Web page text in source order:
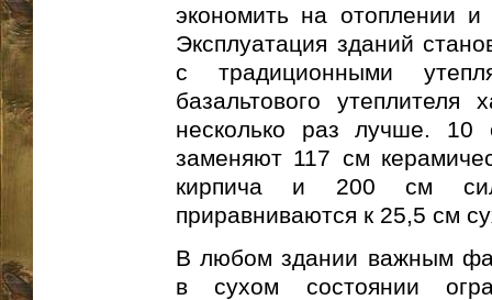
экономить на отоплении
Эксплуатация зданий
с традиционными
базальтового утеплителя
несколько раз лучше. 10
заменяют 117 см
кирпича и 200 см
приравниваются к 25,5 см
В любом здании важным
в сухом состоянии